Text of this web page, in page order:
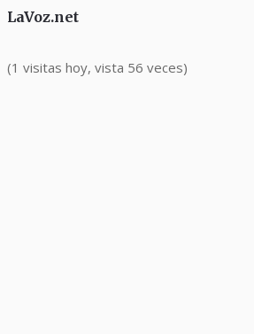
LaVoz.net
(1 visitas hoy, vista 56 veces)